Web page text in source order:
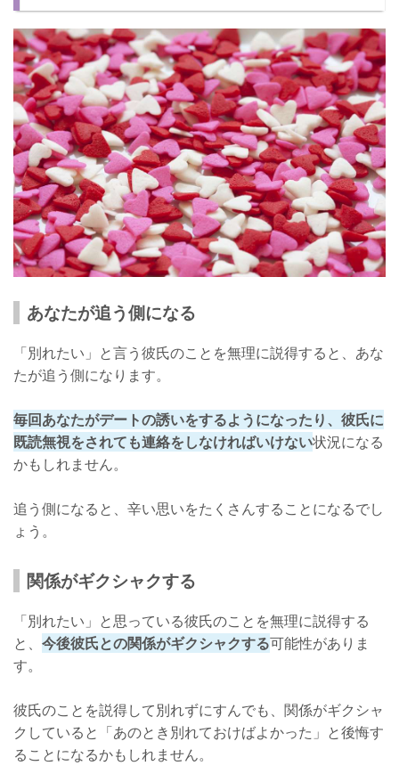
あなたが追う側になる
「別れたい」と言う彼氏のことを無理に説得すると、あな
たが追う側になります。
毎回あなたがデートの誘いをするようになったり、彼氏に
既読無視をされても連絡をしなければいけない状況になる
かもしれません。
追う側になると、辛い思いをたくさんすることになるでし
ょう。
関係がギクシャクする
「別れたい」と思っている彼氏のことを無理に説得する
と、 今後彼氏との関係がギクシャクする可能性がありま
す。
彼氏のことを説得して別れずにすんでも、関係がギクシャ
クしていると「あのとき別れておけばよかった」と後悔す
ることになるかもしれません。